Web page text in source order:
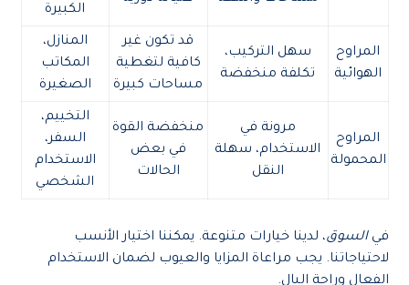
الكبيرة
المراوح
الهوائية
سهل التركيب،
تكلفة منخفضة
قد تكون غير
كافية لتغطية
مساحات كبيرة
المنازل،
المكاتب
الصغيرة
المراوح
المحمولة
مرونة في
الاستخدام، سهلة
النقل
منخفضة القوة
في بعض
الحالات
التخييم،
السفر،
الاستخدام
الشخصي
فيالسوق، لدينا خيارات متنوعة. يمكننا اختيار الأنسب
لاحتياجاتنا. يجب مراعاة المزايا والعيوب لضمان الاستخدام
الفعال وراحة البال.